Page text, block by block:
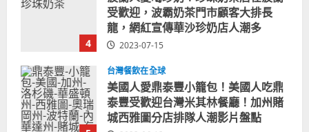
4
龍，網紅宣傳華沙珍奶店人潮多
2023-07-15
5
美國人愛鼎泰豐小籠包！美國人吃鼎
泰豐受歡迎台灣米其林餐廳！加州賭
城西雅圖分店排隊人潮影片盤點
2023-06-13